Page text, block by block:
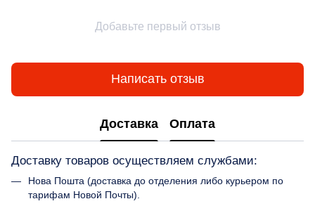
Добавьте первый отзыв
Написать отзыв
Доставка Оплата
Доставку товаров осуществляем службами:
Нова Пошта (доставка до отделения либо курьером по
тарифам Новой Почты).